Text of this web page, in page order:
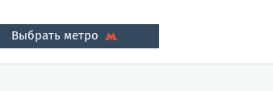
Выбрать метро